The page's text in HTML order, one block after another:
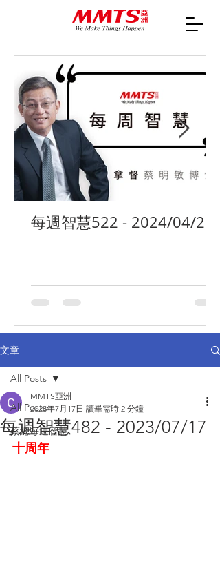
每週智慧522 - 2024/04/29
文章
All Posts
蔡總每週智慧
All Posts
每週智慧482 - 2023/07/17
MMTS亞洲
2023年7月17日 讀畢需時 2 分鐘
十周年